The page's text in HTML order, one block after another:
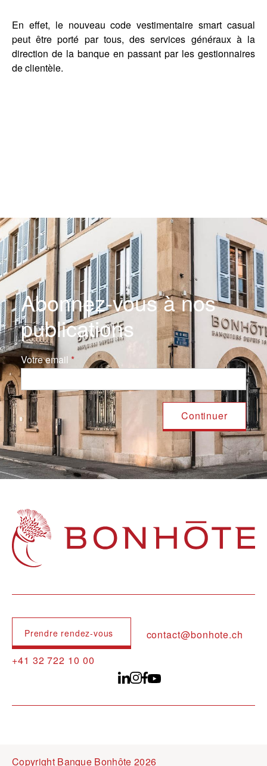
En effet, le nouveau code vestimentaire smart casual
peut être porté par tous, des services généraux à la
direction de la banque en passant par les gestionnaires
de clientèle.
Abonnez-vous à nos
publications
Votre email
Navigation principale
Prendre rendez-vous
contact@bonhote.ch
+41 32 722 10 00
Copyright Banque Bonhôte 2026